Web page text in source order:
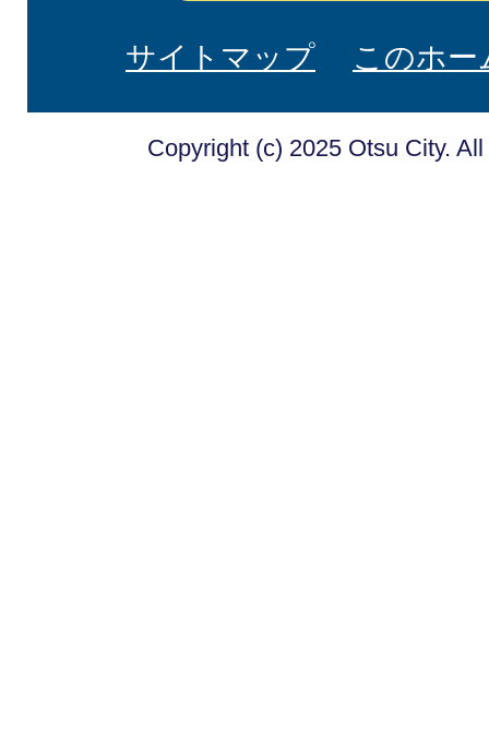
サイトマップ このホ
Copyright (c) 2025 Otsu City.